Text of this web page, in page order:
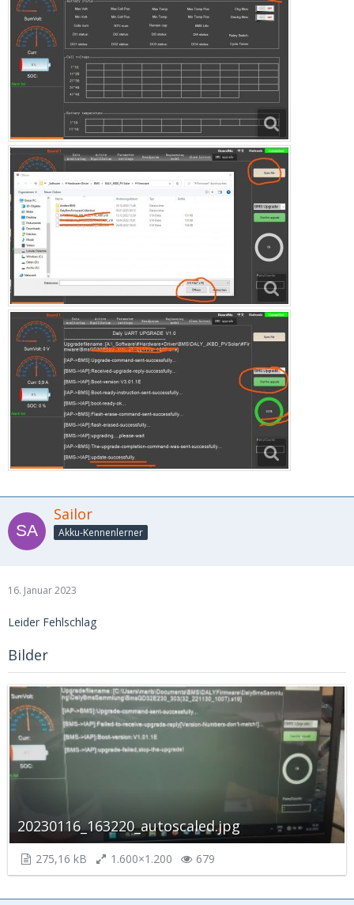
Sailor
Akku-Kennenlerner
16. Januar 2023
Leider Fehlschlag
Bilder
20230116_163220_autoscaled.jpg
275,16 kB 1.600×1.200 679